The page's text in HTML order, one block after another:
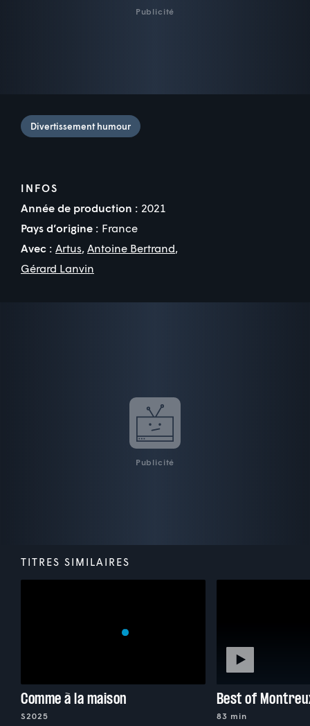
Publicité
Divertissement humour
INFOS
Année de production : 2021
Pays d’origine : France
Avec : Artus, Antoine Bertrand,
Gérard Lanvin
Publicité
TITRES SIMILAIRES
Comme à la maison
S2025 83 min